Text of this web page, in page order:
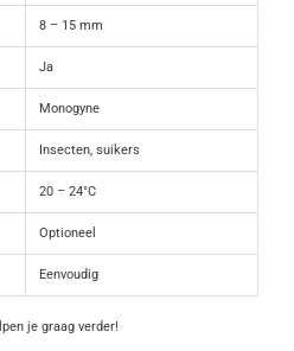
8 – 15 mm
Ja
Monogyne
Insecten, suikers
20 – 24°C
Optioneel
Eenvoudig
je graag verder!